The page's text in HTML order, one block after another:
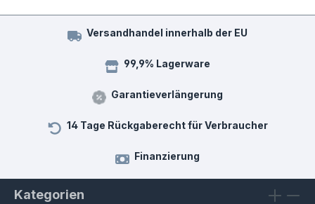
Versandhandel innerhalb der EU
99,9% Lagerware
Garantieverlängerung
14 Tage Rückgaberecht für Verbraucher
Finanzierung
Kategorien